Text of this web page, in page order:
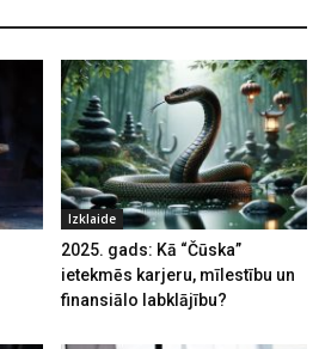
Izklaide
2025. gads: Kā “Čūska”
ietekmēs karjeru, mīlestību un
finansiālo labklājību?